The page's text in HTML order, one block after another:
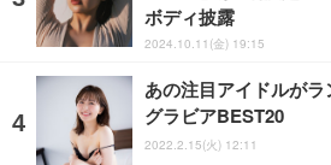
ボディ披露
2024.10.11(金) 19:15
あの注目アイドルが
グラビアBEST20
2022.2.15(火) 12:11